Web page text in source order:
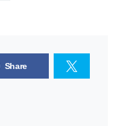
Share